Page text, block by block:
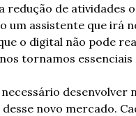
redução de atividades
um assistente que irá
o digital não pode
tornamos
desenvolver
novo mercado.